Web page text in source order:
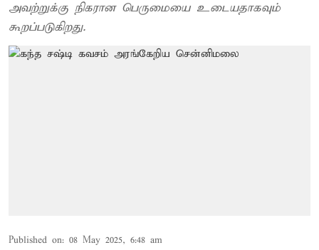
அவற்றுக்கு நிகரான பெருமையை உடையதாகவும்
கூறப்படுகிறது.
Published on: 08 May 2025, 6:48 am